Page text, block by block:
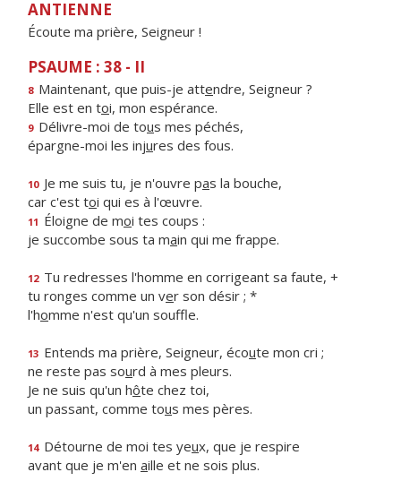
ANTIENNE
Écoute ma prière, Seigneur !
PSAUME : 38 - II
8 Maintenant, que puis-je attendre, Seigneur ?
Elle est en toi, mon espérance.
9 Délivre-moi de tous mes péchés,
épargne-moi les injures des fous.
10 Je me suis tu, je n'ouvre pas la bouche,
car c'est toi qui es à l'œuvre.
11 Éloigne de moi tes coups :
je succombe sous ta main qui me frappe.
12 Tu redresses l'homme en corrigeant sa faute, +
tu ronges comme un ver son désir ; *
l'homme n'est qu'un souffle.
13 Entends ma prière, Seigneur, écoute mon cri ;
ne reste pas sourd à mes pleurs.
Je ne suis qu'un hôte chez toi,
un passant, comme tous mes pères.
14 Détourne de moi tes yeux, que je respire
avant que je m'en aille et ne sois plus.